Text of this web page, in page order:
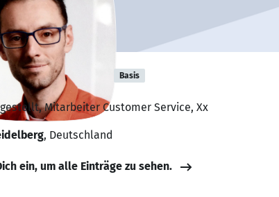
Heidt Basis
Mitarbeiter Customer Service, Xx
, Deutschland
ein, um alle Einträge zu sehen.